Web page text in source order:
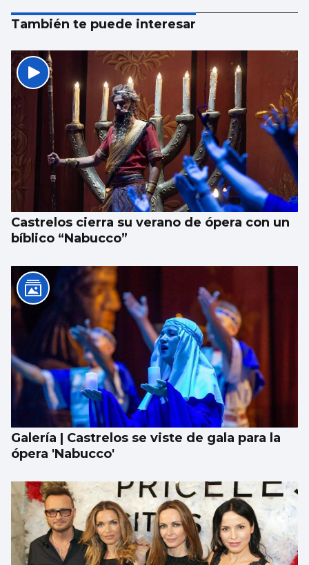
También te puede interesar
Castrelos cierra su verano de ópera con un
bíblico “Nabucco”
Galería | Castrelos se viste de gala para la
ópera 'Nabucco'